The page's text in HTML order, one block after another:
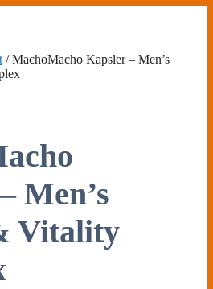
/ MachoMacho Kapsler – Men’s
Men’s
Vitality